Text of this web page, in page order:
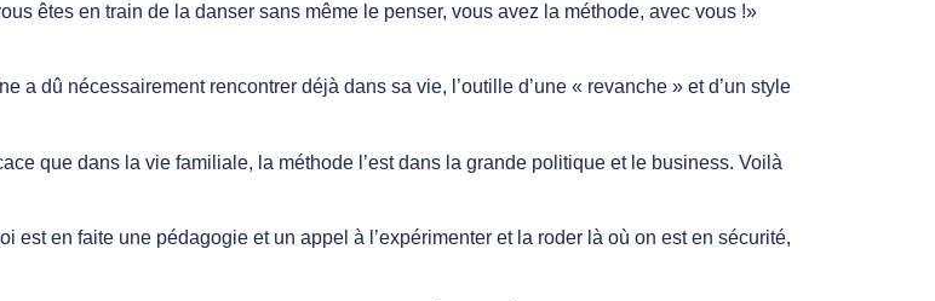
êtes en train de la danser sans même le penser, vous avez la méthode, avec vous !»
a dû nécessairement rencontrer déjà dans sa vie, l’outille d’une « revanche » et d’un style
que dans la vie familiale, la méthode l’est dans la grande politique et le business. Voilà
est en faite une pédagogie et un appel à l’expérimenter et la roder là où on est en sécurité,